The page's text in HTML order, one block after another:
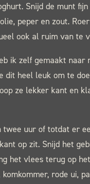
Snijd de munt
peper en zout.
ook al ruim van te
ik zelf gemaakt naar
dit heel leuk om te
ze lekker kant en
twee uur of totdat er
op zit. Snijd het
het vlees terug op
rode ui,